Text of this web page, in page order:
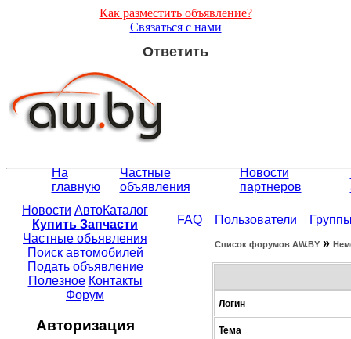
Как разместить объявление?
Связаться с нами
Ответить
На
главную
Частные
объявления
Новости
партнеров
Новости АвтоКаталог
Купить Запчасти
Частные объявления
Поиск автомобилей
Подать объявление
Полезное Контакты
Форум
Авторизация
FAQ Пользователи
Список форумов АW.BY »
Логин
Тема